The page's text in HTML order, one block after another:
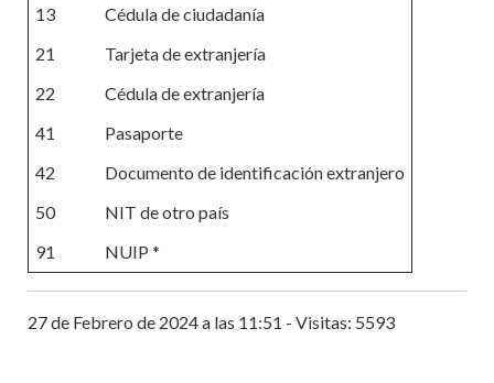
13
Cédula de ciudadanía
21
Tarjeta de extranjería
22
Cédula de extranjería
41
Pasaporte
42
Documento de identificación extranjero
50
NIT de otro país
91
NUIP *
27 de Febrero de 2024 a las 11:51 - Visitas: 5593